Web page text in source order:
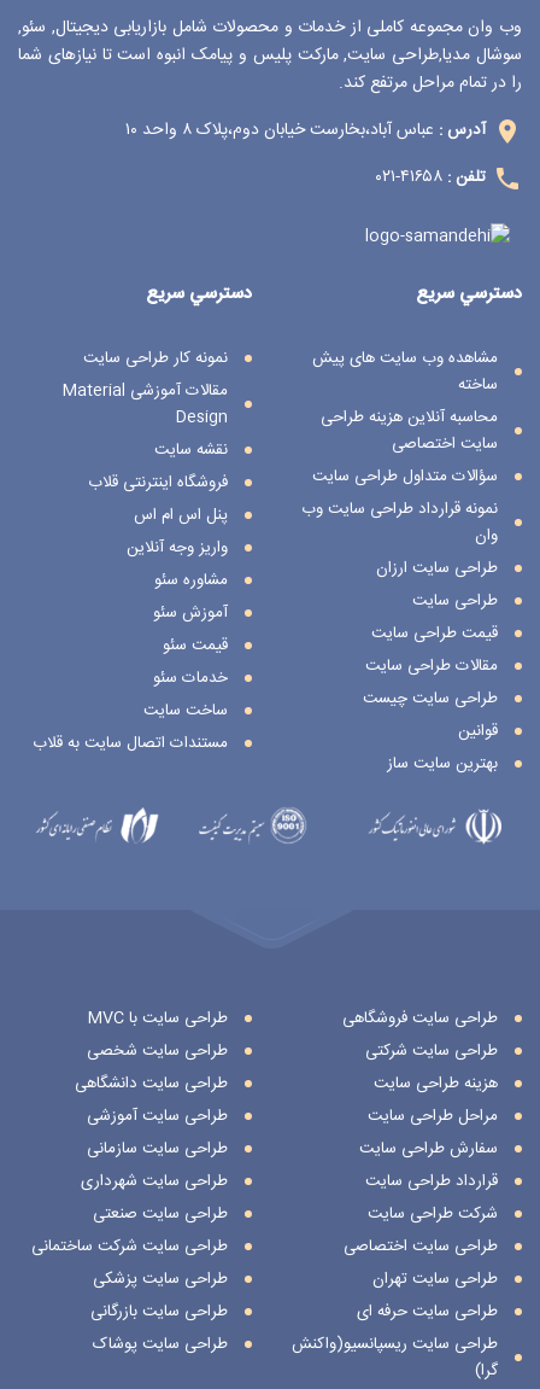
وب وان مجموعه کاملی از خدمات و محصولات شامل بازاریابی دیجیتال, سئو,
سوشال مدیا,طراحی سایت, مارکت پلیس و پیامک انبوه است تا نیازهای شما
را در تمام مراحل مرتفع کند.
آدرس : عباس آباد،بخارست خیابان دوم،پلاک ۸ واحد ۱۰
تلفن : ۴۱۶۵۸-۰۲۱
دسترسي سريع
نمونه کار طراحی سایت
مقالات آموزشی Material
Design
نقشه سایت
فروشگاه اینترنتی قلاب
پنل اس ام اس
واریز وجه آنلاین
مشاوره سئو
آموزش سئو
قیمت سئو
خدمات سئو
ساخت سایت
مستندات اتصال سایت به قلاب
دسترسي سريع
مشاهده وب سایت های پیش
ساخته
محاسبه آنلاین هزینه طراحی
سایت اختصاصی
سؤالات متداول طراحی سایت
نمونه قرارداد طراحی سایت وب
وان
طراحی سایت ارزان
طراحی سایت
قیمت طراحی سایت
مقالات طراحی سایت
طراحی سایت چیست
قوانین
بهترین سایت ساز
طراحی سایت فروشگاهی
طراحی سایت شرکتی
هزینه طراحی سایت
مراحل طراحی سایت
سفارش طراحی سایت
قرارداد طراحی سایت
شرکت طراحی سایت
طراحی سایت اختصاصی
طراحی سایت تهران
طراحی سایت حرفه ای
طراحی سایت ریسپانسیو(واکنش
گرا)
طراحی سایت با MVC
طراحی سایت شخصی
طراحی سایت دانشگاهی
طراحی سایت آموزشی
طراحی سایت سازمانی
طراحی سایت شهرداری
طراحی سایت صنعتی
طراحی سایت شرکت ساختمانی
طراحی سایت پزشکی
طراحی سایت بازرگانی
طراحی سایت پوشاک